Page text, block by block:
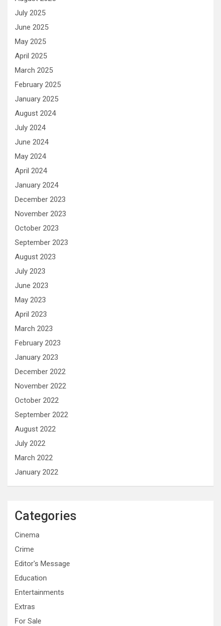
July 2025
June 2025
May 2025
April 2025
March 2025
February 2025
January 2025
August 2024
July 2024
June 2024
May 2024
April 2024
January 2024
December 2023
November 2023
October 2023
September 2023
August 2023
July 2023
June 2023
May 2023
April 2023
March 2023
February 2023
January 2023
December 2022
November 2022
October 2022
September 2022
August 2022
July 2022
March 2022
January 2022
Categories
Cinema
Crime
Editor's Message
Education
Entertainments
Extras
For Sale